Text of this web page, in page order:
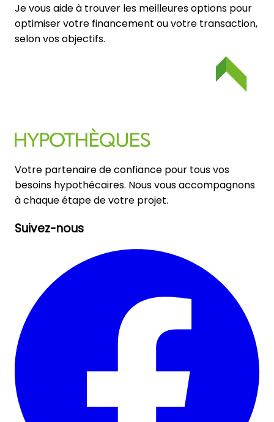
Je vous aide à trouver les meilleures options pour
optimiser votre financement ou votre transaction,
selon vos objectifs.
Votre partenaire de confiance pour tous vos
besoins hypothécaires. Nous vous accompagnons
à chaque étape de votre projet.
Suivez-nous